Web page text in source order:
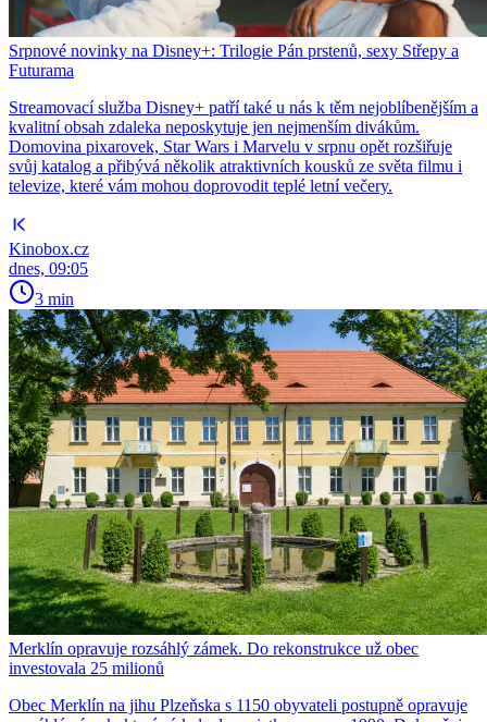
Srpnové novinky na Disney+: Trilogie Pán prstenů, sexy Střepy a
Futurama
Streamovací služba Disney+ patří také u nás k těm nejoblíbenějším a
kvalitní obsah zdaleka neposkytuje jen nejmenším divákům.
Domovina pixarovek, Star Wars i Marvelu v srpnu opět rozšiřuje
svůj katalog a přibývá několik atraktivních kousků ze světa filmu i
televize, které vám mohou doprovodit teplé letní večery.
Kinobox.cz
dnes, 09:05
3 min
Merklín opravuje rozsáhlý zámek. Do rekonstrukce už obec
investovala 25 milionů
Obec Merklín na jihu Plzeňska s 1150 obyvateli postupně opravuje